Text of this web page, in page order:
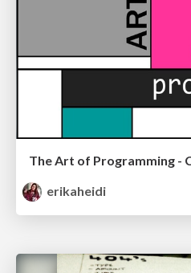
The Art of Programming -
erikaheidi